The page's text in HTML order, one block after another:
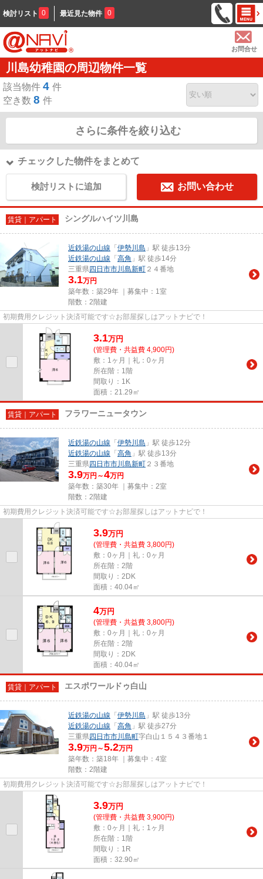
検討リスト 0 最近見た物件 0
お問合せ
川島幼稚園の周辺物件一覧
該当物件 4 件
空き数 8 件
さらに条件を絞り込む
チェックした物件をまとめて
検討リストに追加 お問い合わせ
賃貸｜アパート シングルハイツ川島
近鉄湯の山線 「 伊勢川島 」駅 徒歩13分
近鉄湯の山線 「 高角 」駅 徒歩14分
三重県四日市市川島新町 ２４番地
3.1万円
築年数：築29年 ｜募集中： 1室
階数：2階建
初期費用クレジット決済可能です☆お部屋探しはアットナビで！
3.1万円
(管理費・共益費 4,900円)
敷：1ヶ月｜礼：0ヶ月
所在階：1階
間取り：1K
面積：21.29㎡
賃貸｜アパート フラワーニュータウン
近鉄湯の山線 「 伊勢川島 」駅 徒歩12分
近鉄湯の山線 「 高角 」駅 徒歩13分
三重県四日市市川島新町 ２３番地
3.9万円～4万円
築年数：築30年 ｜募集中： 2室
階数：2階建
初期費用クレジット決済可能です☆お部屋探しはアットナビで！
3.9万円
(管理費・共益費 3,800円)
敷：0ヶ月｜礼：0ヶ月
所在階：2階
間取り：2DK
面積：40.04㎡
4万円
(管理費・共益費 3,800円)
敷：0ヶ月｜礼：0ヶ月
所在階：2階
間取り：2DK
面積：40.04㎡
賃貸｜アパート エスポワールドゥ白山
近鉄湯の山線 「 伊勢川島 」駅 徒歩13分
近鉄湯の山線 「 高角 」駅 徒歩27分
三重県四日市市川島町字白山１５４３番地１
3.9万円～5.2万円
築年数：築18年 ｜募集中： 4室
階数：2階建
初期費用クレジット決済可能です☆お部屋探しはアットナビで！
3.9万円
(管理費・共益費 3,900円)
敷：0ヶ月｜礼：1ヶ月
所在階：1階
間取り：1R
面積：32.90㎡